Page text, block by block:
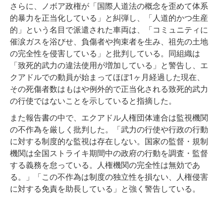
さらに、ノボア政権が「国際人道法の概念を歪めて体系
的暴力を正当化している」と糾弾し、「人道的かつ生産
的」という名目で派遣された車両は、「コミュニティに
催涙ガスを浴びせ、負傷者や拘束者を生み、祖先の土地
の完全性を侵害している」と批判している。同組織は
「致死的武力の違法使用が増加している」と警告し、エ
クアドルでの動員が始まってほぼ1ヶ月経過した現在、
その死傷者数はもはや例外的で正当化される致死的武力
の行使ではないことを示していると指摘した。
また報告書の中で、エクアドル人権団体連合は監視機関
の不作為を厳しく批判した。「武力の行使や行政の行動
に対する制度的な監視は存在しない。国家の監督・規制
機関は全国ストライキ期間中の政府の行動を調査・監督
する義務を怠っている。人権機関の完全性は無効であ
る。」「この不作為は制度の独立性を損ない、人権侵害
に対する免責を助長している」と強く警告している。